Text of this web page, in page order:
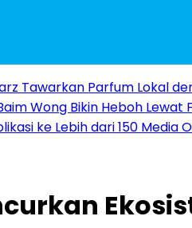
Tawarkan Parfum Lokal
Wong Bikin Heboh Lewat
ke Lebih dari 150 Media